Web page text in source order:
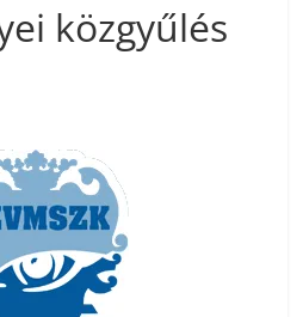
közgyűlés